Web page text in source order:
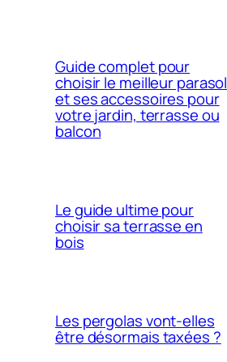
Guide complet pour
choisir le meilleur parasol
et ses accessoires pour
votre jardin, terrasse ou
balcon
Le guide ultime pour
choisir sa terrasse en
bois
Les pergolas vont-elles
être désormais taxées ?